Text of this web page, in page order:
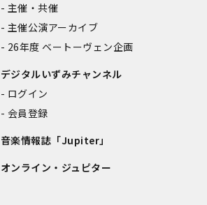
主催・共催
主催公演アーカイブ
26年度 ベートーヴェン企画
デジタルいずみチャンネル
ログイン
会員登録
音楽情報誌「Jupiter」
オンライン・ジュピター